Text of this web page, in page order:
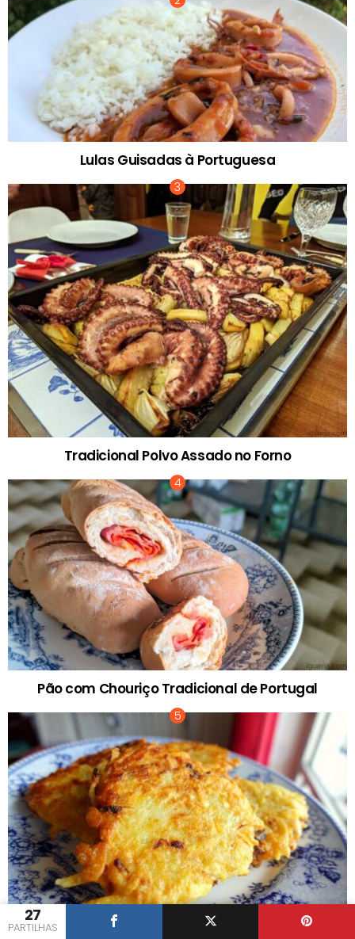
27
PARTILHAS
Lulas Guisadas à Portuguesa
Tradicional Polvo Assado no Forno
Pão com Chouriço Tradicional de Portugal